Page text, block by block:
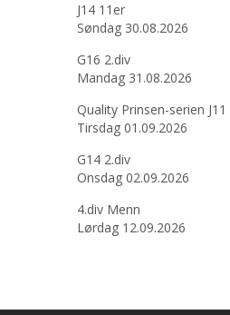
J14 11er
Søndag 30.08.2026
G16 2.div
Mandag 31.08.2026
Quality Prinsen-serien
Tirsdag 01.09.2026
G14 2.div
Onsdag 02.09.2026
4.div Menn
Lørdag 12.09.2026